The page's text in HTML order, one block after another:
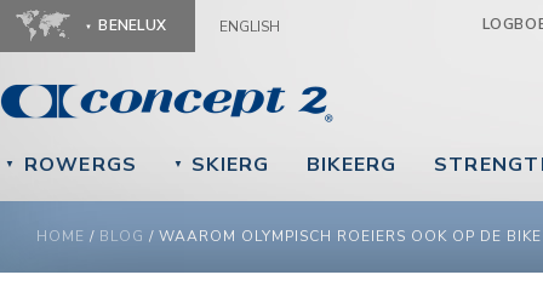
BENELUX ENGLISH
▼ ROWERGS ▼ SKIERG BIKEERG
YOU ARE HERE
HOME / BLOG / WAAROM OLYMPISCH ROEIERS OOK OP DE